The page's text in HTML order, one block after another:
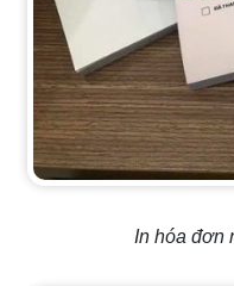
In hóa đơn